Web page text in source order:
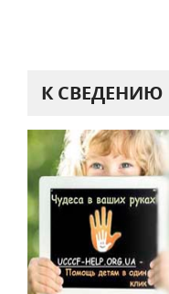
К СВЕДЕНИЮ